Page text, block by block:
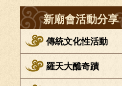
新廟會活動分享
傳統文化性活動
羅天大醮奇蹟